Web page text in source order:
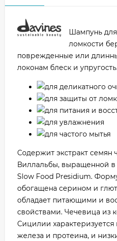
Шампунь
ломкости
поврежденные или
локонам блеск и
для деликатного
для защиты от
для питания и
для увлажнения
для частого мытья
Содержит экстракт семян
Виллальбы, выращенной
Slow Food Presidium.
обогащена серином и
обладает питающими и
свойствами. Чечевица из
Сицилии
железа и протеина, и